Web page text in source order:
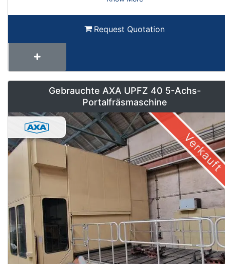
Request Quotation
Gebrauchte AXA UPFZ 40 5-Achs-
Portalfräsmaschine
Verkauft